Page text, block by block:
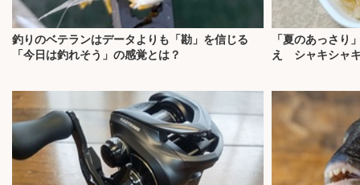
釣りのベテランはデータよりも「勘」を信じる
「今日は釣れそう」の感覚とは？
「夏のあっさり
え シャキシャ